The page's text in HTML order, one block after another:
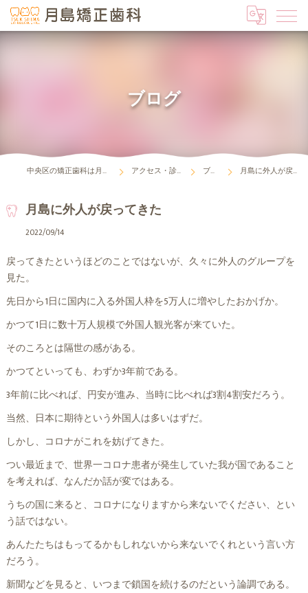
ブログ
中央区の矯正歯科は月島矯正歯科 アクセス・診療時間 ブログ 月島に外人が戻ってきた
月島に外人が戻ってきた
2022/09/14
戻ってきたというほどのことではないが、久々に外人のグループを
見た。
先日から1日に国内に入る外国人枠を5万人に増やしたおかげか。
かつて1日に数十万人規模で外国人観光客が来ていた。
そのころとは隔世の感がある。
かつてといっても、わずか3年前である。
3年前に比べれば、円安が進み、当時に比べれば3割4割安だろう。
当然、日本に期待という外国人は多いはずだ。
しかし、コロナがこれを妨げてきた。
つい最近まで、世界一コロナ患者が発生していた我が国であること
を考えれば、なんだか話が変ではある。
うちの国に来ると、コロナになりますから来ないでください、とい
う話ではない。
あんたたちはもってるかもしれないから来ないでくれという言い方
だろう。
新聞などを見ると、いつまで鎖国を続けるのだという論調である。